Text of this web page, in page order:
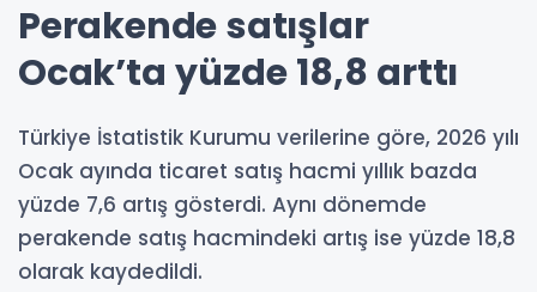
Perakende satışlar
Ocak’ta yüzde 18,8 arttı
Türkiye İstatistik Kurumu verilerine göre, 2026 yılı
Ocak ayında ticaret satış hacmi yıllık bazda
yüzde 7,6 artış gösterdi. Aynı dönemde
perakende satış hacmindeki artış ise yüzde 18,8
olarak kaydedildi.